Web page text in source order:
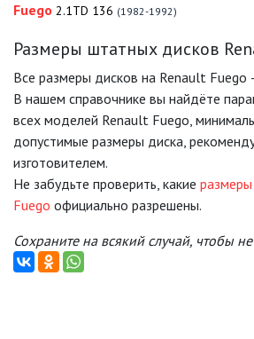
Fuego 2.1TD 136 (1982-1992)
Размеры штатных дисков
Все размеры дисков на Renault
В нашем справочнике вы найдёте
всех моделей Renault Fuego,
допустимые размеры диска,
изготовителем.
Не забудьте проверить, какие
Fuego официально разрешены.
Сохраните на всякий случай, чтобы